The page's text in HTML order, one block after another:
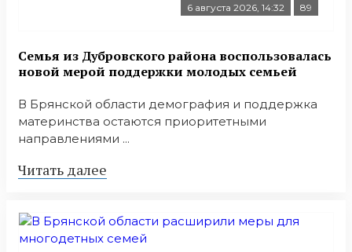
6 августа 2026, 14:32 89
Семья из Дубровского района воспользовалась
новой мерой поддержки молодых семьей
В Брянской области демография и поддержка
материнства остаются приоритетными
направлениями ...
Читать далее